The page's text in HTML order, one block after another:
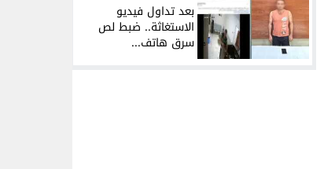
بعد تداول فيديو
الاستغاثة.. ضبط لص
سرق هاتف...